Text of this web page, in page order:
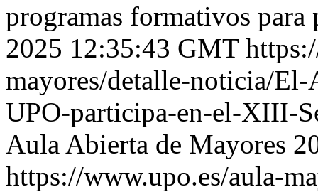
programas formativos para
2025 12:35:43 GMT
mayores/detalle-noticia/
UPO-participa-en-el-XIII-
Aula Abierta de Mayores
https://www.upo.es/aula-